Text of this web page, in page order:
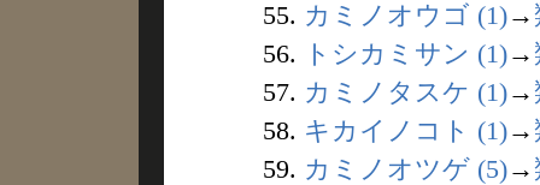
55. カミノオウゴ (1)→
56.
トシカミサン (1)→
57. カミノタスケ (1)→
58. キカイノコト (1)→
59. カミノオツゲ (5)→